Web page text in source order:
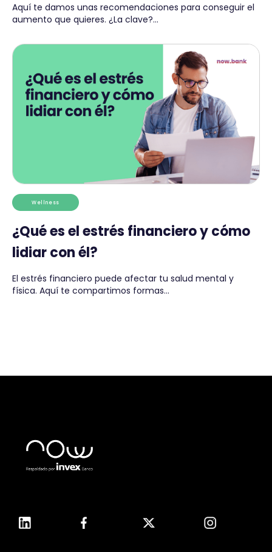
Aquí te damos unas recomendaciones para conseguir el
aumento que quieres. ¿La clave?...
Wellness
¿Qué es el estrés financiero y cómo
lidiar con él?
El estrés financiero puede afectar tu salud mental y
física. Aquí te compartimos formas...